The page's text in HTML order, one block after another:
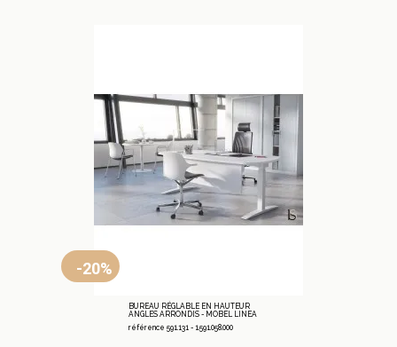
-20%
BUREAU RÉGLABLE EN HAUTEUR
ANGLES ARRONDIS - MOBEL LINEA
référence 591.131 - 1.591.058.000